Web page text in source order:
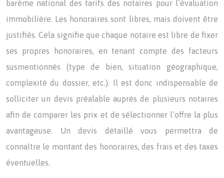
barème national des tarifs des notaires pour l’évaluation
immobilière. Les honoraires sont libres, mais doivent être
justifiés. Cela signifie que chaque notaire est libre de fixer
ses propres honoraires, en tenant compte des facteurs
susmentionnés (type de bien, situation géographique,
complexité du dossier, etc.). Il est donc indispensable de
solliciter un devis préalable auprès de plusieurs notaires
afin de comparer les prix et de sélectionner l’offre la plus
avantageuse. Un devis détaillé vous permettra de
connaître le montant des honoraires, des frais et des taxes
éventuelles.